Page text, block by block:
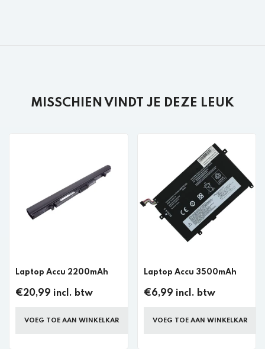
MISSCHIEN VINDT JE DEZE LEUK
Laptop Accu 2200mAh
€20,99 incl. btw
VOEG TOE AAN WINKELKAR
Laptop Accu 3500mAh
€6,99 incl. btw
VOEG TOE AAN WINKELKAR